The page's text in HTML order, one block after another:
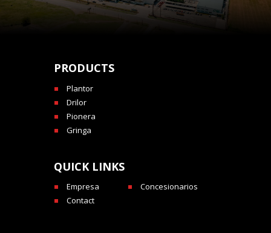
PRODUCTS
Plantor
Drilor
Pionera
Gringa
QUICK LINKS
Empresa
Concesionarios
Contact